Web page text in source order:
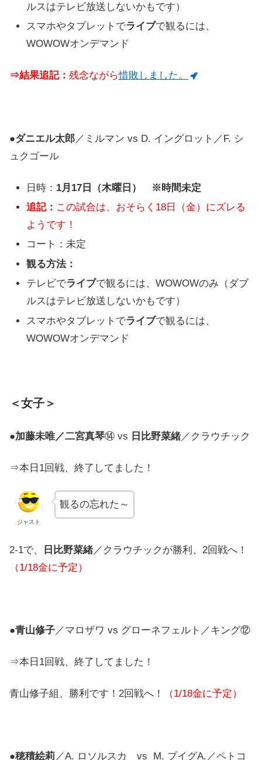
ルスはテレビ放送しないかもです）
スマホやタブレットでライブで観るには、
WOWOWオンデマンド
⇒結果追記： 残念ながら惜敗しました。
●ダニエル太郎 ／ミルマン vs D. イングロット／F. シ
ュクゴール
日時： 1月17日（木曜日） ※時間未定
追記： この試合は、おそらく18日（金）にズレる
ようです！
コート：未定
観る方法：
テレビでライブで観るには、WOWOWのみ（ダブ
ルスはテレビ放送しないかもです）
スマホやタブレットでライブで観るには、
WOWOWオンデマンド
＜女子＞
●加藤未唯／二宮真琴⑭ vs 日比野菜緒／クラウチック
⇒本日1回戦、終了してました！
ジャスト
観るの忘れた～
2-1で、 日比野菜緒／クラウチックが勝利、2回戦へ！
（1/18金に予定）
●青山修子／マロザワ vs グローネフェルト／キング⑫
⇒本日1回戦、終了してました！
青山修子組、勝利です！2回戦へ！ （1/18金に予定）
●穂積絵莉／A. ロソルスカ vs M. プイグA.／ペトコ